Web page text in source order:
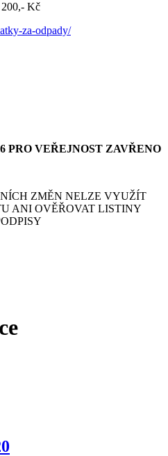
200,- Kč
za-odpady/
PRO VEŘEJNOST ZAVŘENO
ZMĚN NELZE VYUŽÍT
ANI OVĚŘOVAT LISTINY